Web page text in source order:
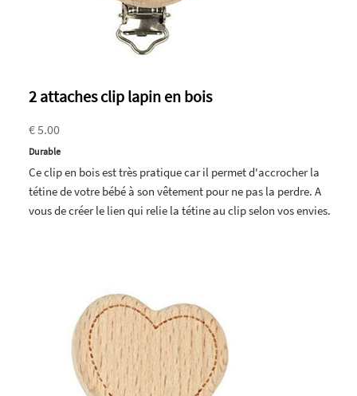
2 attaches clip lapin en bois
€ 5.00
Durable
Ce clip en bois est très pratique car il permet d'accrocher la
tétine de votre bébé à son vêtement pour ne pas la perdre. A
vous de créer le lien qui relie la tétine au clip selon vos envies.